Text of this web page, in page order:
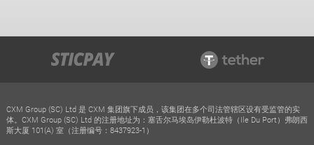
CXM Group (SC) Ltd 是 CXM 集团旗下成员，该集团在多个司法管辖区设有受监管的实
体。CXM Group (SC) Ltd 的注册地址为：塞舌尔马埃岛伊勒杜波特（Ile Du Port）弗朗西
斯大厦 101(A) 室（注册编号：8437923-1）